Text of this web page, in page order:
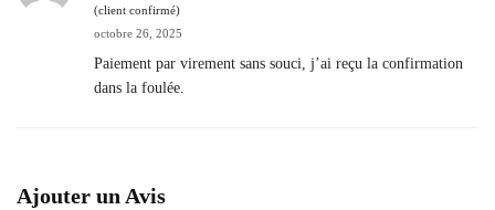
(client confirmé)
octobre 26, 2025
Paiement par virement sans souci, j’ai reçu la confirmation
dans la foulée.
Ajouter un Avis